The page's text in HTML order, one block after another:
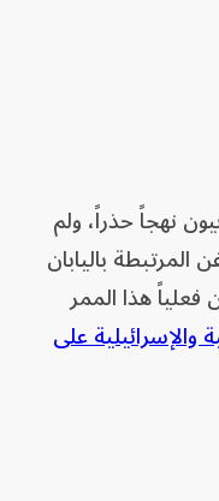
نهجاً حذراً، ولم
باليابان
هذا الممر
والإسرائيلية على